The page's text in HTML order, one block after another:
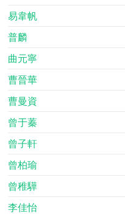
易韋帆
普麟
曲元寧
曹晉華
曹曼資
曾于蓁
曾子軒
曾柏瑜
曾稚驊
李佳怡